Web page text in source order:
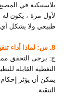
بلاستيكية في
لأول مرة ، يكون له
طبيعي ولا يشكل
8. س: لماذا أداء تنقية جهاز تنقية الهواء الذكي Mijia 6 ضعيف؟
ج: يرجى التحقق
التغطية القابلة
يمكن أن يؤثر
التنقية.